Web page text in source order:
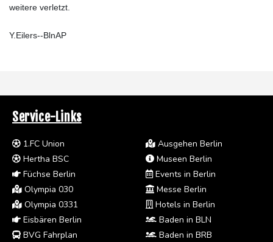
weitere verletzt.
Y.Eilers--BlnAP
Service-Links
1.FC Union
Hertha BSC
Füchse Berlin
Olympia 030
Olympia 0331
Eisbären Berlin
BVG Fahrplan
Ausgehen Berlin
Museen Berlin
Events in Berlin
Messe Berlin
Hotels in Berlin
Baden in BLN
Baden in BRB